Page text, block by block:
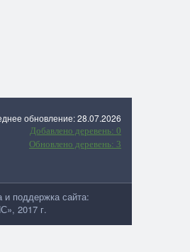
обновление: 28.07.2026
Добавлено деревень: 0
Обновлено деревень: 3
и поддержка сайта:
2017 г.